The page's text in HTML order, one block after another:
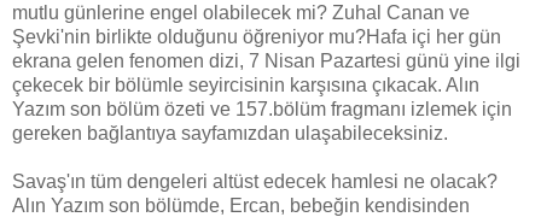
mutlu günlerine engel olabilecek mi? Zuhal Canan ve
Şevki'nin birlikte olduğunu öğreniyor mu?Hafa içi her gün
ekrana gelen fenomen dizi, 7 Nisan Pazartesi günü yine ilgi
çekecek bir bölümle seyircisinin karşısına çıkacak. Alın
Yazım son bölüm özeti ve 157.bölüm fragmanı izlemek için
gereken bağlantıya sayfamızdan ulaşabileceksiniz.
Savaş'ın tüm dengeleri altüst edecek hamlesi ne olacak?
Alın Yazım son bölümde, Ercan, bebeğin kendisinden